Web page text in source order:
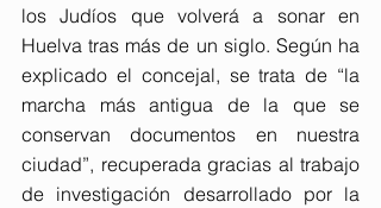
los Judíos que volverá a sonar en
Huelva tras más de un siglo. Según ha
explicado el concejal, se trata de “la
marcha más antigua de la que se
conservan documentos en nuestra
ciudad”, recuperada gracias al trabajo
de investigación desarrollado por la